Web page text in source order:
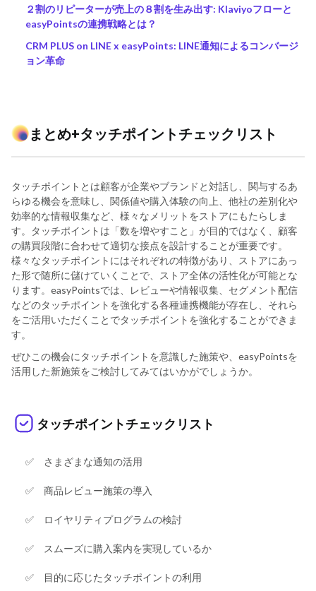
２割のリピーターが売上の８割を生み出す: Klaviyoフローと
easyPointsの連携戦略とは？
CRM PLUS on LINE x easyPoints: LINE通知によるコンバージ
ョン革命
まとめ+タッチポイントチェックリスト
タッチポイントとは顧客が企業やブランドと対話し、関与するあ
らゆる機会を意味し、関係値や購入体験の向上、他社の差別化や
効率的な情報収集など、様々なメリットをストアにもたらしま
す。タッチポイントは「数を増やすこと」が目的ではなく、顧客
の購買段階に合わせて適切な接点を設計することが重要です。
様々なタッチポイントにはそれぞれの特徴があり、ストアにあっ
た形で随所に儲けていくことで、ストア全体の活性化が可能とな
ります。easyPointsでは、レビューや情報収集、セグメント配信
などのタッチポイントを強化する各種連携機能が存在し、それら
をご活用いただくことでタッチポイントを強化することができま
す。
ぜひこの機会にタッチポイントを意識した施策や、easyPointsを
活用した新施策をご検討してみてはいかがでしょうか。
タッチポイントチェックリスト
✅ さまざまな通知の活用
✅ 商品レビュー施策の導入
✅ ロイヤリティプログラムの検討
✅ スムーズに購入案内を実現しているか
✅ 目的に応じたタッチポイントの利用